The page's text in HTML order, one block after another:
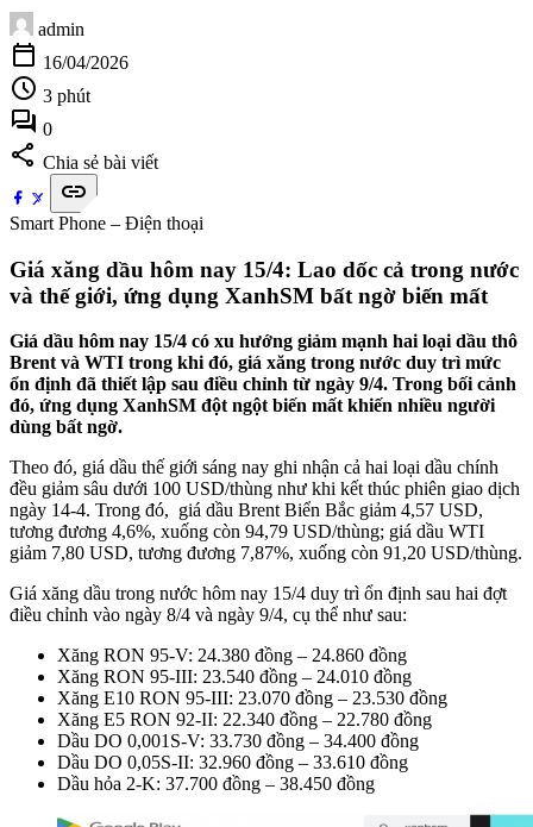
admin
calendar_today 16/04/2026
schedule 3 phút
forum 0
share Chia sẻ bài viết
link
Smart Phone – Điện thoại
Giá xăng dầu hôm nay 15/4: Lao dốc cả trong nước
và thế giới, ứng dụng XanhSM bất ngờ biến mất
Giá dầu hôm nay 15/4 có xu hướng giảm mạnh hai loại dầu thô
Brent và WTI trong khi đó, giá xăng trong nước duy trì mức
ổn định đã thiết lập sau điều chỉnh từ ngày 9/4. Trong bối cảnh
đó, ứng dụng XanhSM đột ngột biến mất khiến nhiều người
dùng bất ngờ.
Theo đó, giá dầu thế giới sáng nay ghi nhận cả hai loại dầu chính
đều giảm sâu dưới 100 USD/thùng như khi kết thúc phiên giao dịch
ngày 14-4. Trong đó, giá dầu Brent Biển Bắc giảm 4,57 USD,
tương đương 4,6%, xuống còn 94,79 USD/thùng; giá dầu WTI
giảm 7,80 USD, tương đương 7,87%, xuống còn 91,20 USD/thùng.
Giá xăng dầu trong nước hôm nay 15/4 duy trì ổn định sau hai đợt
điều chỉnh vào ngày 8/4 và ngày 9/4, cụ thể như sau:
Xăng RON 95-V: 24.380 đồng – 24.860 đồng
Xăng RON 95-III: 23.540 đồng – 24.010 đồng
Xăng E10 RON 95-III: 23.070 đồng – 23.530 đồng
Xăng E5 RON 92-II: 22.340 đồng – 22.780 đồng
Dầu DO 0,001S-V: 33.730 đồng – 34.400 đồng
Dầu DO 0,05S-II: 32.960 đồng – 33.610 đồng
Dầu hỏa 2-K: 37.700 đồng – 38.450 đồng